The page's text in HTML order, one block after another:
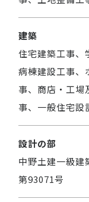
建築
住宅建築工事、
病棟建設工事、
事、商店・工場
事、一般住宅設
設計の部
中野土建一級建
第93071号